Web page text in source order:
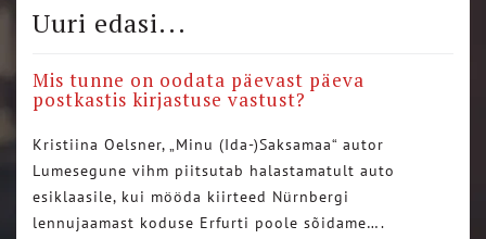
Uuri edasi...
Mis tunne on oodata päevast päeva
postkastis kirjastuse vastust?
Kristiina Oelsner, „Minu (Ida-)Saksamaa“ autor
Lumesegune vihm piitsutab halastamatult auto
esiklaasile, kui mööda kiirteed Nürnbergi
lennujaamast koduse Erfurti poole sõidame….